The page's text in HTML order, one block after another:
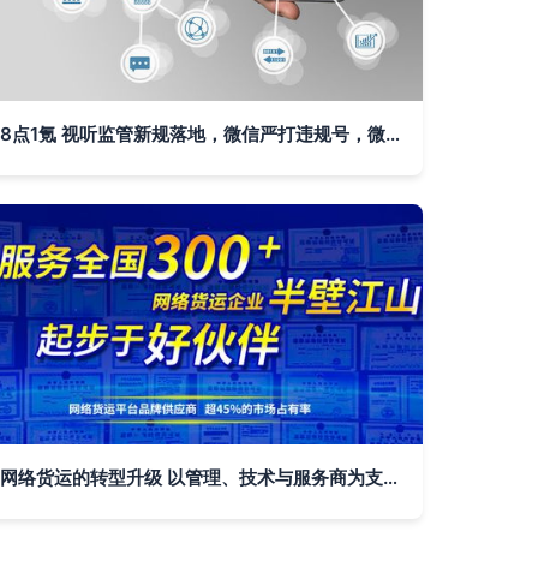
8点1氪 视听监管新规落地，微信严打违规号，微软重登全球市值之巅
网络货运的转型升级 以管理、技术与服务商为支点，打造核心竞争优势